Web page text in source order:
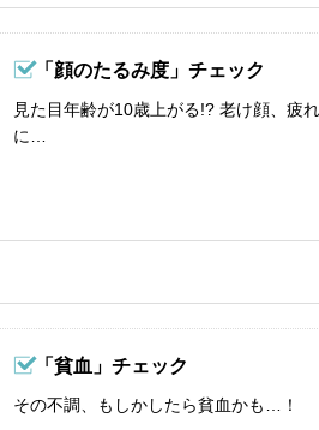
「顔のたるみ度」チェック
見た目年齢が10歳上がる!? 老け顔、疲
に…
「貧血」チェック
その不調、もしかしたら貧血かも…！